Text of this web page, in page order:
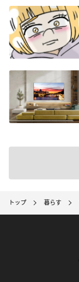
トップ 暮らす